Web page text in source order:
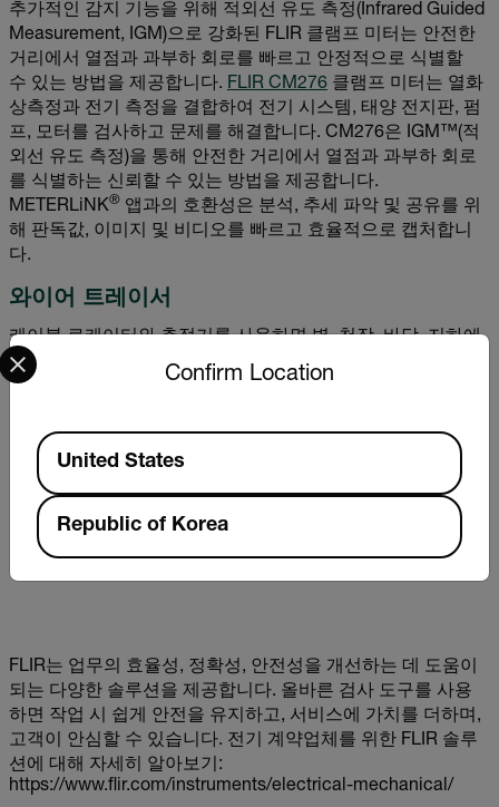
추가적인 감지 기능을 위해 적외선 유도 측정(Infrared Guided
Measurement, IGM)으로 강화된 FLIR 클램프 미터는 안전한
거리에서 열점과 과부하 회로를 빠르고 안정적으로 식별할
수 있는 방법을 제공합니다. FLIR CM276 클램프 미터는 열화
상측정과 전기 측정을 결합하여 전기 시스템, 태양 전지판, 펌
프, 모터를 검사하고 문제를 해결합니다. CM276은 IGM™(적
외선 유도 측정)을 통해 안전한 거리에서 열점과 과부하 회로
를 식별하는 신뢰할 수 있는 방법을 제공합니다.
METERLiNK® 앱과의 호환성은 분석, 추세 파악 및 공유를 위
해 판독값, 이미지 및 비디오를 빠르고 효율적으로 캡처합니
다.
와이어 트레이서
케이블 로케이터와 추적기를 사용하면 벽, 천장, 바닥, 지하에
서 전원 또는 비전원 전선과 케이블을 신속하게 찾아 추적할
수 있습니다.
용이 간편한 도구입니다. 비접촉식 전압 기술, 작업등 및 인체
공학적 설계를 특징으로 하고 있으며 전문가는 숨겨진 전선
과 케이블을 안전하고 효율적으로 찾을 수 있습니다.
FLIR는 업무의 효율성, 정확성, 안전성을 개선하는 데 도움이
되는 다양한 솔루션을 제공합니다. 올바른 검사 도구를 사용
하면 작업 시 쉽게 안전을 유지하고, 서비스에 가치를 더하며,
고객이 안심할 수 있습니다. 전기 계약업체를 위한 FLIR 솔루
션에 대해 자세히 알아보기:
https://www.flir.com/instruments/electrical-mechanical/
Confirm Location
Select your preferred country and language from the
Available Locations
United States
Republic of Korea